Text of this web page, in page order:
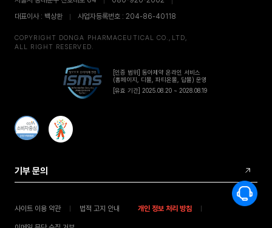
대표이사 : 백상환
사업자등록번호 : 204-86-40118
COPYRIGHT DONGA PHARMACEUTICAL CO.,LTD,
ALL RIGHT RESERVED.
[인증 범위] 동아제약 온라인 서비스
(홈페이지, 디몰, 파티온몰, 답몰) 운영
[유효 기간] 2025.08.20 ~ 2028.08.19
기부 문의
사이트 이용 약관 법적 고지 안내 개인 정보 처리 방침